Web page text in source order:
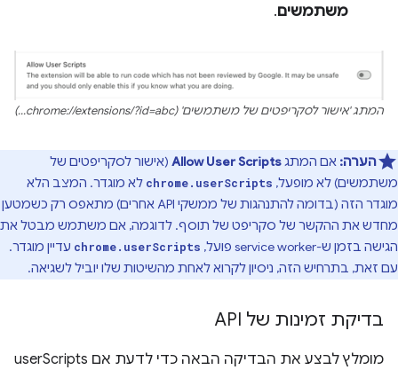
משתמשים.
המתג 'אישור לסקריפטים של משתמשים' (chrome://extensions/?id=abc...)
הערה: אם המתגAllow User Scripts (אישור לסקריפטים של
משתמשים) לא מופעל, chrome.userScripts לא מוגדר. המצב הלא
מוגדר הזה (בדומה להתנהגות של ממשקי API אחרים) מתאפס רק כשמטען
מחדש את ההקשר של סקריפט של תוסף. לדוגמה, אם משתמש מבטל את
הגישה בזמן ש-service worker פועל,
chrome.userScripts עדיין מוגדר.
עם זאת, בתרחיש הזה, ניסיון לקרוא לאחת מהשיטות שלו יוביל לשגיאה.
בדיקת זמינות של API
מומלץ לבצע את הבדיקה הבאה כדי לדעת אם userScripts